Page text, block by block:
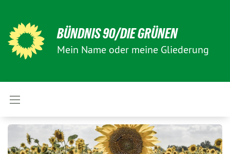
BÜNDNIS 90/DIE GRÜNEN
Mein Name oder meine Gliederung